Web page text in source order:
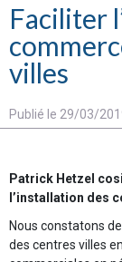
Faciliter
villes
Publié le 29/03/
Patrick Hetzel
l’installation des
Nous constatons
des centres villes